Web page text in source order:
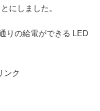
にしました。
りの給電ができる LED
ンク